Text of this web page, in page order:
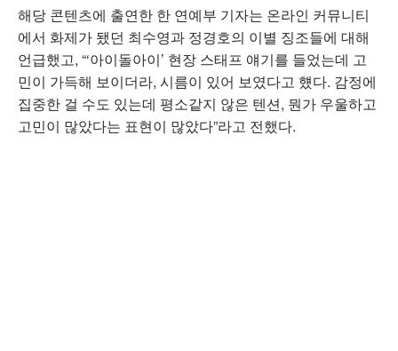
해당 콘텐츠에 출연한 한 연예부 기자는 온라인 커뮤니티
에서 화제가 됐던 최수영과 정경호의 이별 징조들에 대해
언급했고, “‘아이돌아이’ 현장 스태프 얘기를 들었는데 고
민이 가득해 보이더라, 시름이 있어 보였다고 헀다. 감정에
집중한 걸 수도 있는데 평소같지 않은 텐션, 뭔가 우울하고
고민이 많았다는 표현이 많았다”라고 전했다.